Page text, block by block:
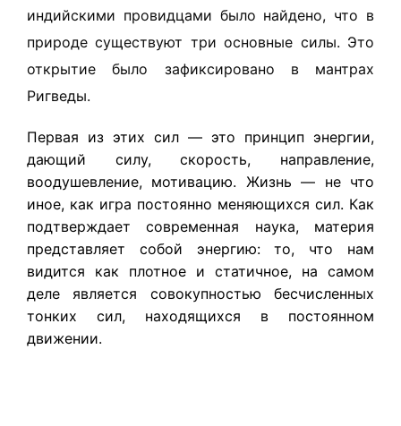
индийскими провидцами было найдено, что в
природе существуют три основные силы. Это
открытие было зафиксировано в мантрах
Ригведы.
Первая из этих сил — это принцип энергии,
дающий силу, скорость, направление,
воодушевление, мотивацию. Жизнь — не что
иное, как игра постоянно меняющихся сил. Как
подтверждает современная наука, материя
представляет собой энергию: то, что нам
видится как плотное и статичное, на самом
деле является совокупностью бесчисленных
тонких сил, находящихся в постоянном
движении.